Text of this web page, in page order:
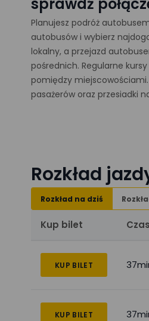
Planujesz podróż
autobusów i wybierz
lokalny, a przejazd
pośrednich. Regularne
pomiędzy
pasażerów oraz przesiadki
Rozkład
Rozkład na dziś
Kup bilet
KUP BILET
KUP BILET